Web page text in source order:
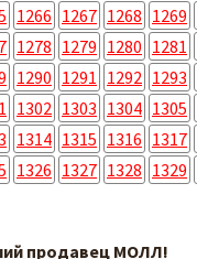
1266 1267 1268 1269
1278 1279 1280 1281
1290 1291 1292 1293
1302 1303 1304 1305
1314 1315 1316 1317
1326 1327 1328 1329
продавец МОЛЛ!